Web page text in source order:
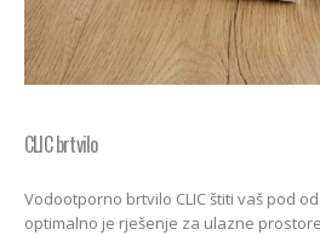
CLIC brtvilo
Vodootporno brtvilo CLIC štiti vaš pod
optimalno je rješenje za ulazne